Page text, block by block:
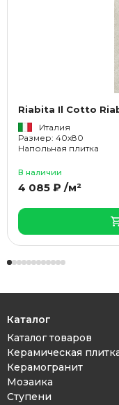
Riabita Il Cotto
Италия
Размер: 40x80
Напольная плитка
В наличии
4 085 ₽ /м²
Каталог
Каталог товаров
Керамическая
Керамогранит
Мозаика
Ступени